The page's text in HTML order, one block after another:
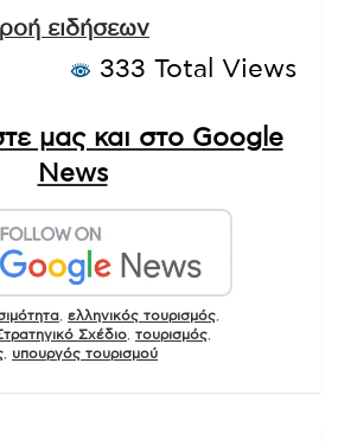
ειδήσεων
333 Total Views
μας και στο Google
News
ελληνικός τουρισμός
Σχέδιο τουρισμός
υπουργός τουρισμού